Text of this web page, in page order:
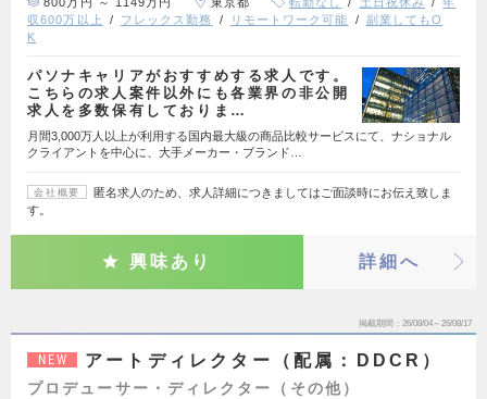
収600万以上
フレックス勤務 リモートワーク可能
副業してもO
K
パソナキャリアがおすすめする求人です。
こちらの求人案件以外にも各業界の非公開
求人を多数保有しておりま…
月間3,000万人以上が利用する国内最大級の商品比較サービスにて、ナショナル
クライアントを中心に、大手メーカー・ブランド…
会社概要
匿名求人のため、求人詳細につきましてはご面談時にお伝え致しま
す。
興味あり 詳細へ
掲載期間 26/08/04～26/08/17
NEW アートディレクター（配属：DDCR）
プロデューサー・ディレクター（その他）